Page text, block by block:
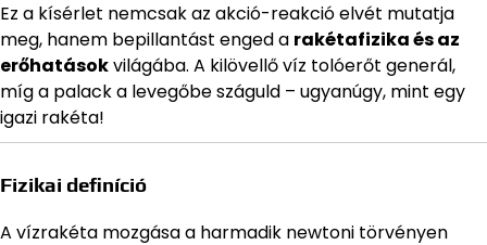
Ez a kísérlet nemcsak az akció-reakció elvét mutatja
meg, hanem bepillantást enged a rakétafizika és az
erőhatásokvilágába. A kilövellő víz tolóerőt generál,
míg a palack a levegőbe száguld – ugyanúgy, mint egy
igazi rakéta!
Fizikai definíció
A vízrakéta mozgása a harmadik newtoni törvényen